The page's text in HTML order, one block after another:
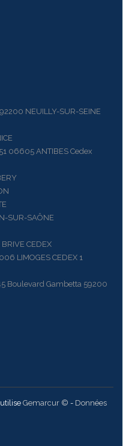
NEUILLY-SUR-SEINE
06605 ANTIBES Cedex
SUR-SAÔNE
CEDEX
LIMOGES CEDEX 1
Boulevard Gambetta 59200
utilise Gemarcur © - Données